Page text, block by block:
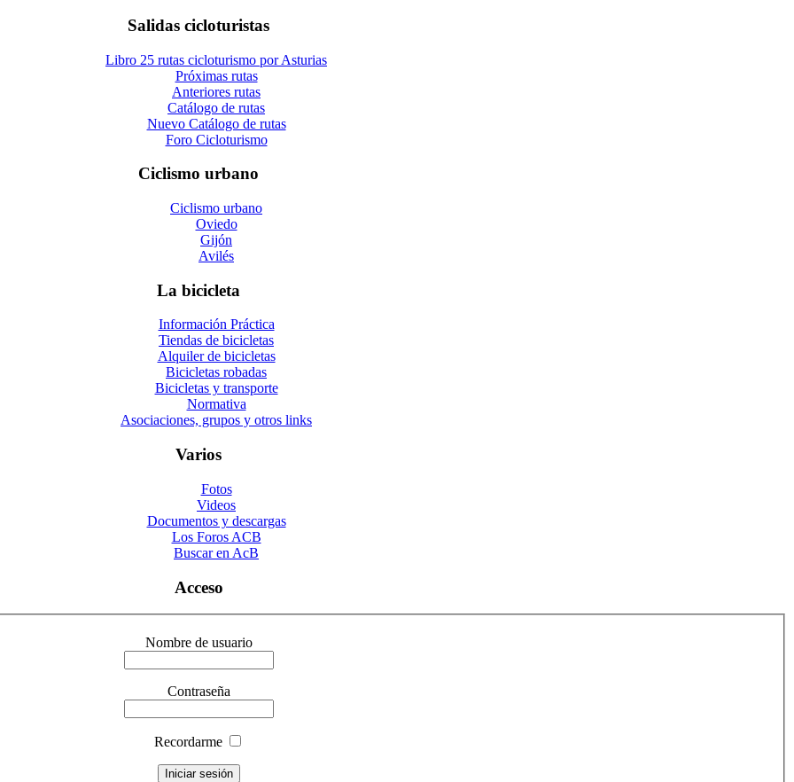
Salidas cicloturistas
Libro 25 rutas cicloturismo por Asturias
Próximas rutas
Anteriores rutas
Catálogo de rutas
Nuevo Catálogo de rutas
Foro Cicloturismo
Ciclismo urbano
Ciclismo urbano
Oviedo
Gijón
Avilés
La bicicleta
Información Práctica
Tiendas de bicicletas
Alquiler de bicicletas
Bicicletas robadas
Bicicletas y transporte
Normativa
Asociaciones, grupos y otros links
Varios
Fotos
Videos
Documentos y descargas
Los Foros ACB
Buscar en AcB
Acceso
Nombre de usuario
Contraseña
Recordarme